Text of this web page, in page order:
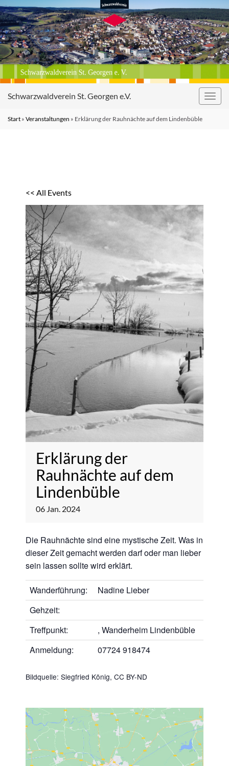
Schwarzwaldverein St. Georgen e.V.
Start » Veranstaltungen » Erklärung der Rauhnächte auf dem Lindenbüble
<< All Events
Erklärung der
Rauhnächte auf dem
Lindenbüble
06 Jan. 2024
Die Rauhnächte sind eine mystische Zeit. Was in
dieser Zeit gemacht werden darf oder man lieber
sein lassen sollte wird erklärt.
Wanderführung:
Nadine Lieber
Gehzeit:
Treffpunkt:
, Wanderheim Lindenbüble
Anmeldung:
07724 918474
Bildquelle: Siegfried König, CC BY-ND